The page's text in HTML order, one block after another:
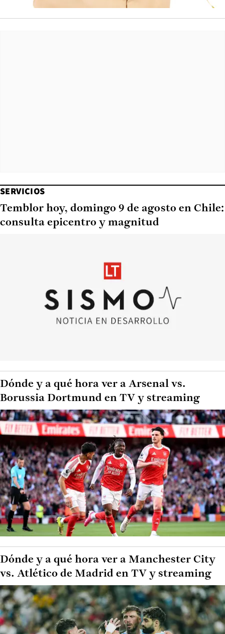
SERVICIOS
Temblor hoy, domingo 9 de agosto en Chile:
consulta epicentro y magnitud
Dónde y a qué hora ver a Arsenal vs.
Borussia Dortmund en TV y streaming
Dónde y a qué hora ver a Manchester City
vs. Atlético de Madrid en TV y streaming